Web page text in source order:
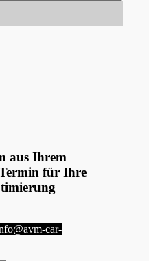
aus Ihrem
für Ihre
car-